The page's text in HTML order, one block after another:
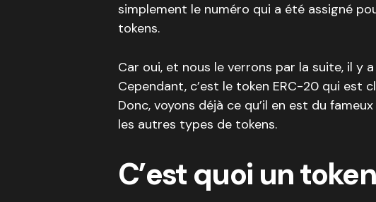
simplement le numéro qui a été assigné
tokens.
Car oui, et nous le verrons par la suite, il y
Cependant, c’est le token ERC-20 qui est
Donc, voyons déjà ce qu’il en est du
les autres types de tokens.
C’est quoi un